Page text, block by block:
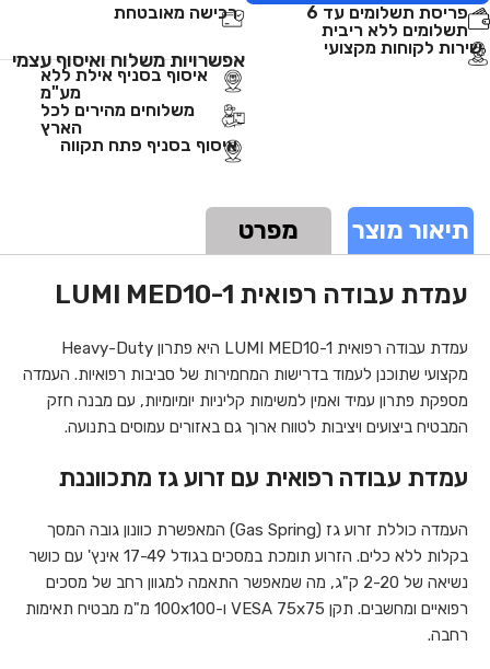
פריסת תשלומים עד 6
תשלומים ללא ריבית
רכישה מאובטחת
שירות לקוחות מקצועי
אפשרויות משלוח ואיסוף עצמי
איסוף בסניף אילת ללא
מע"מ
משלוחים מהירים לכל
הארץ
איסוף בסניף פתח תקווה
תיאור מוצר מפרט
עמדת עבודה רפואית LUMI MED10-1
עמדת עבודה רפואית LUMI MED10-1 היא פתרון Heavy-Duty
מקצועי שתוכנן לעמוד בדרישות המחמירות של סביבות רפואיות. העמדה
מספקת פתרון עמיד ואמין למשימות קליניות יומיומיות, עם מבנה חזק
המבטיח ביצועים ויציבות לטווח ארוך גם באזורים עמוסים בתנועה.
עמדת עבודה רפואית עם זרוע גז מתכווננת
העמדה כוללת זרוע גז (Gas Spring) המאפשרת כוונון גובה המסך
בקלות ללא כלים. הזרוע תומכת במסכים בגודל 17-49 אינץ' עם כושר
נשיאה של 2-20 ק"ג, מה שמאפשר התאמה למגוון רחב של מסכים
רפואיים ומחשבים. תקן VESA 75x75 ו-100x100 מ"מ מבטיח תאימות
רחבה.